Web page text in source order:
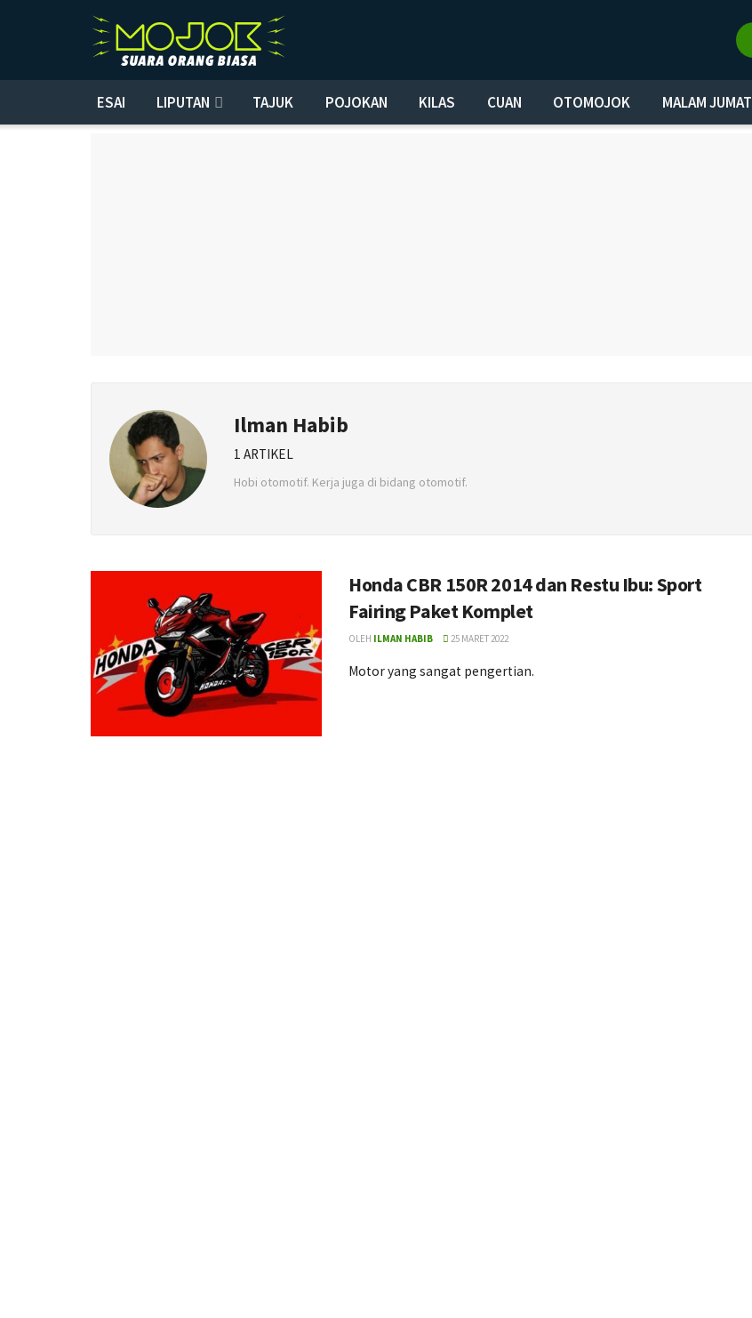
ESAI LIPUTAN TAJUK POJOKAN KILAS CUAN OTOMOJOK MALAM JUMAT
Ilman Habib
1 ARTIKEL
Hobi otomotif. Kerja juga di bidang otomotif.
Honda CBR 150R 2014 dan Restu Ibu: Sport
Fairing Paket Komplet
OLEH ILMAN HABIB 25 MARET 2022
Motor yang sangat pengertian.